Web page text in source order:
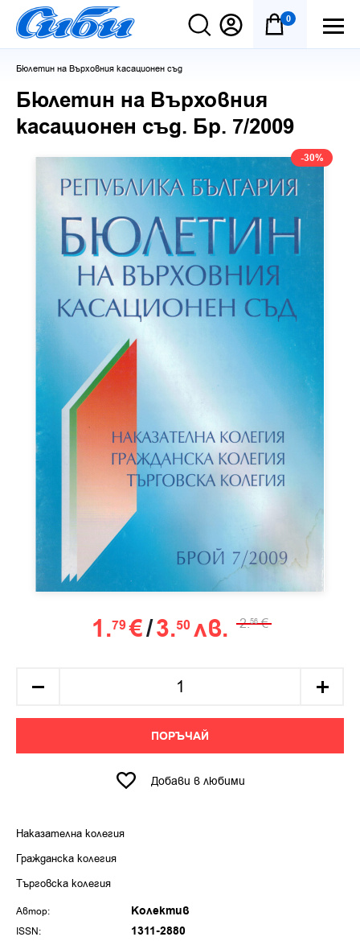
0
Бюлетин на Върховния касационен съд
Бюлетин на Върховния
касационен съд. Бр. 7/2009
-30%
Наказателна колегия
Гражданска колегия
Търговска колегия
Автор: Колектив
ISSN: 1311-2880
1.79€/3.50 лв. 2.56 €
ПОРЪЧАЙ
Добави в любими